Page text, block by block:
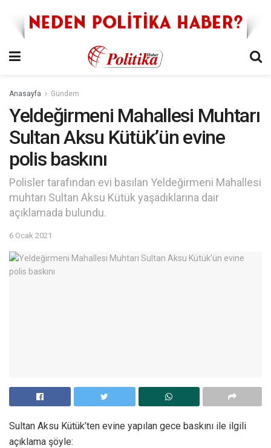
Anasayfa Gündem
Yeldeğirmeni Mahallesi Muhtarı
Sultan Aksu Kütük’ün evine
polis baskını
Polisler tarafından evi basılan Yeldeğirmeni Mahallesi
muhtarı Sultan Aksu Kütük yaşadıklarına dair
açıklamada bulundu.
6 Ocak 2021
Sultan Aksu Kütük’ten evine yapılan gece baskını ile ilgili
açıklama şöyle: